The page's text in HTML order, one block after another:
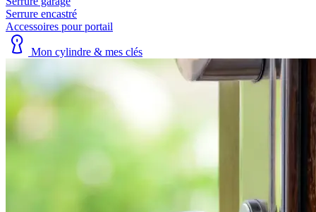
Serrure encastré
Accessoires pour portail
Mon cylindre & mes clés